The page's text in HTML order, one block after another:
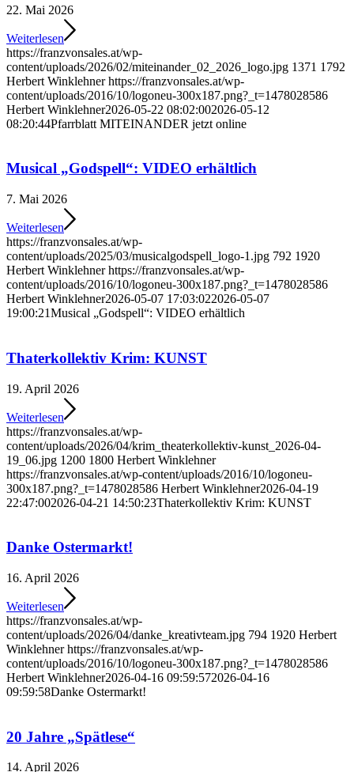
22. Mai 2026
Weiterlesen
https://franzvonsales.at/wp-
content/uploads/2026/02/miteinander_02_2026_logo.jpg 1371 1792
Herbert Winklehner https://franzvonsales.at/wp-
content/uploads/2016/10/logoneu-300x187.png?_t=1478028586
Herbert Winklehner2026-05-22 08:02:002026-05-12
08:20:44Pfarrblatt MITEINANDER jetzt online
Musical „Godspell“: VIDEO erhältlich
7. Mai 2026
Weiterlesen
https://franzvonsales.at/wp-
content/uploads/2025/03/musicalgodspell_logo-1.jpg 792 1920
Herbert Winklehner https://franzvonsales.at/wp-
content/uploads/2016/10/logoneu-300x187.png?_t=1478028586
Herbert Winklehner2026-05-07 17:03:022026-05-07
19:00:21Musical „Godspell“: VIDEO erhältlich
Thaterkollektiv Krim: KUNST
19. April 2026
Weiterlesen
https://franzvonsales.at/wp-
content/uploads/2026/04/krim_theaterkollektiv-kunst_2026-04-
19_06.jpg 1200 1800 Herbert Winklehner
https://franzvonsales.at/wp-content/uploads/2016/10/logoneu-
300x187.png?_t=1478028586 Herbert Winklehner2026-04-19
22:47:002026-04-21 14:50:23Thaterkollektiv Krim: KUNST
Danke Ostermarkt!
16. April 2026
Weiterlesen
https://franzvonsales.at/wp-
content/uploads/2026/04/danke_kreativteam.jpg 794 1920 Herbert
Winklehner https://franzvonsales.at/wp-
content/uploads/2016/10/logoneu-300x187.png?_t=1478028586
Herbert Winklehner2026-04-16 09:59:572026-04-16
09:59:58Danke Ostermarkt!
20 Jahre „Spätlese“
14. April 2026